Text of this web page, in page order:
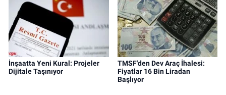
İnşaatta Yeni Kural: Projeler
Dijitale Taşınıyor
TMSF'den Dev Araç İhalesi:
Fiyatlar 16 Bin Liradan
Başlıyor